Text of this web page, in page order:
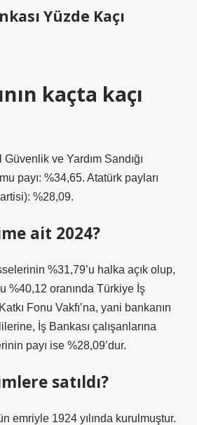
Yüzde Kaçı
kaçta kaçı
Güvenlik ve Yardım Sandığı
payı: %34,65. Atatürk payları
%28,09.
ait 2024?
%31,79’u halka açık olup,
%40,12 oranında Türkiye İş
Fonu Vakfı’na, yani bankanın
İş Bankası çalışanlarına
payı ise %28,09’dur.
satıldı?
emriyle 1924 yılında kurulmuştur.